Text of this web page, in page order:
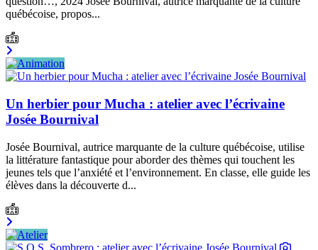
québécoise, propos...
Un herbier pour Mucha : atelier avec l’écrivaine
Josée Bournival
Josée Bournival, autrice marquante de la culture québécoise, utilise
la littérature fantastique pour aborder des thèmes qui touchent les
jeunes tels que l’anxiété et l’environnement. En classe, elle guide les
élèves dans la découverte d...